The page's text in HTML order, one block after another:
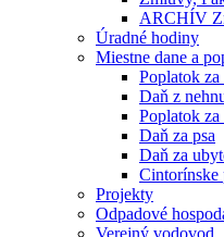
ARCHÍV
Úradné hodiny
Miestne dane a
Poplatok
Daň z
Poplatok
Daň za psa
Daň za
Cintorínske
Projekty
Odpadové
Verejný vodovod